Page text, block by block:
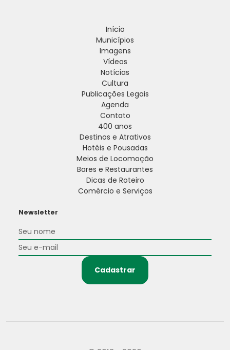
Início
Municípios
Imagens
Vídeos
Notícias
Cultura
Publicações Legais
Agenda
Contato
400 anos
Destinos e Atrativos
Hotéis e Pousadas
Meios de Locomoção
Bares e Restaurantes
Dicas de Roteiro
Comércio e Serviços
Newsletter
Cadastrar